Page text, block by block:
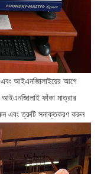
এবং আইএনজিালাইয়ের আগে
ফাঁকা মাত্রার
এবং ত্রুটি সনাক্তকরণ করুন